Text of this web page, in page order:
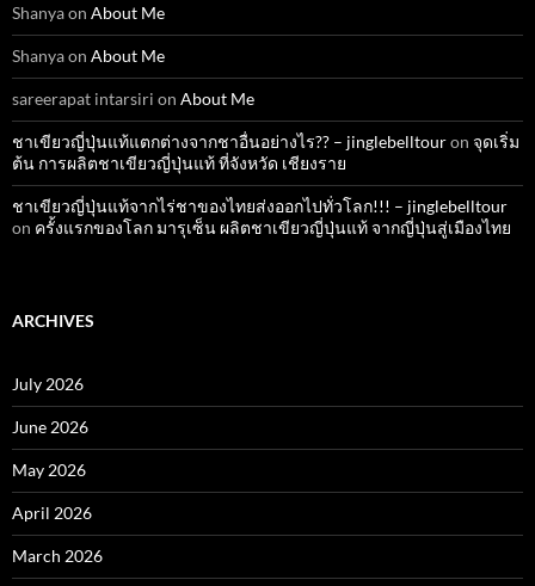
Shanyaon About Me
Shanyaon About Me
sareerapat intarsiri on About Me
ชาเขียวญี่ปุ่นแท้แตกต่างจากชาอื่นอย่างไร?? – jinglebelltouron จุดเริ่ม
ต้น การผลิตชาเขียวญี่ปุ่นแท้ ที่จังหวัด เชียงราย
ชาเขียวญี่ปุ่นแท้จากไร่ชาของไทยส่งออกไปทั่วโลก!!! – jinglebelltour
on ครั้งแรกของโลก มารุเซ็น ผลิตชาเขียวญี่ปุ่นแท้ จากญี่ปุ่นสู่เมืองไทย
ARCHIVES
July 2026
June 2026
May 2026
April 2026
March 2026